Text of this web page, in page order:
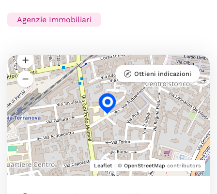
Agenzie Immobiliari
Leaflet | © OpenStreetMap contributors
Ottieni indicazioni